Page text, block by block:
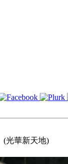
(光華新天地)